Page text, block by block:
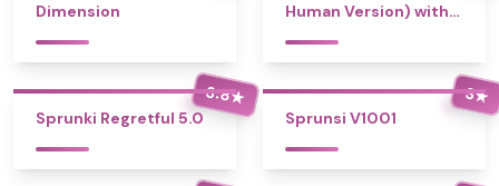
Dimension
Human Version) with
3.8★
Sprunki Regretful 5.0
3★
Sprunsi V1001